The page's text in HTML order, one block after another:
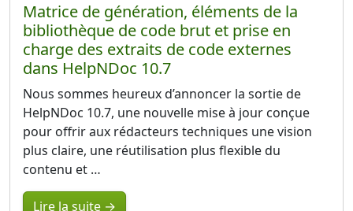
Matrice de génération, éléments de la
bibliothèque de code brut et prise en
charge des extraits de code externes
dans HelpNDoc 10.7
Nous sommes heureux d’annoncer la sortie de
HelpNDoc 10.7, une nouvelle mise à jour conçue
pour offrir aux rédacteurs techniques une vision
plus claire, une réutilisation plus flexible du
contenu et …
Lire la suite →